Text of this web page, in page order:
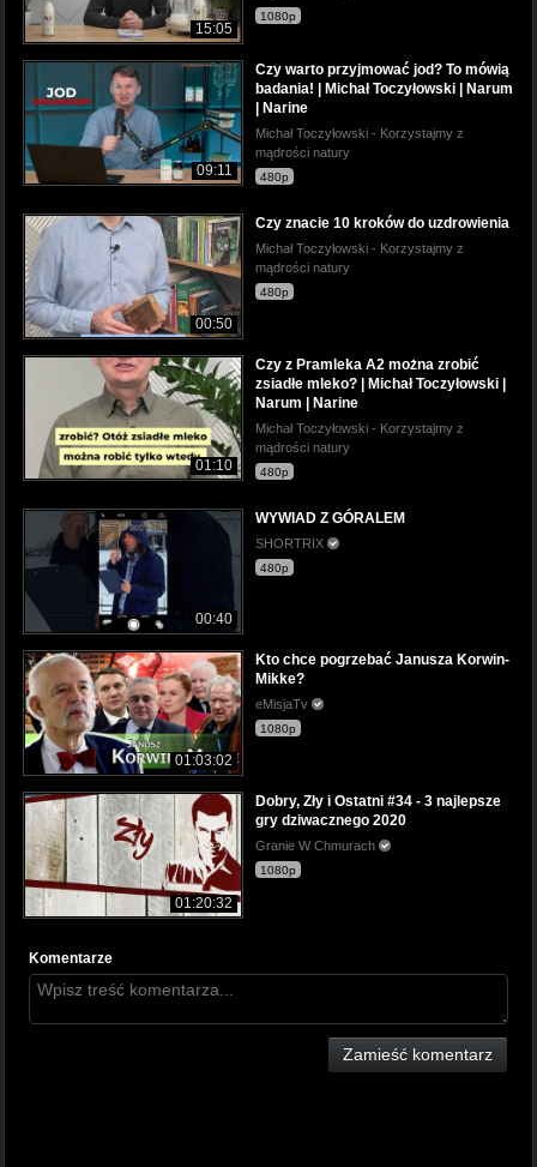
15:05
1080p
09:11
Czy warto przyjmować jod? To mówią
badania! | Michał Toczyłowski | Narum
| Narine
Michał Toczyłowski - Korzystajmy z
mądrości natury
480p
00:50
Czy znacie 10 kroków do uzdrowienia
Michał Toczyłowski - Korzystajmy z
mądrości natury
480p
01:10
Czy z Pramleka A2 można zrobić
zsiadłe mleko? | Michał Toczyłowski |
Narum | Narine
Michał Toczyłowski - Korzystajmy z
mądrości natury
480p
00:40
WYWIAD Z GÓRALEM
SHORTRIX
480p
01:03:02
Kto chce pogrzebać Janusza Korwin-
Mikke?
eMisjaTv
1080p
01:20:32
Dobry, Zły i Ostatni #34 - 3 najlepsze
gry dziwacznego 2020
Granie W Chmurach
1080p
Komentarze
Zamieść komentarz